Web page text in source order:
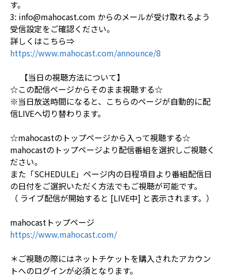
す。
3: info@mahocast.com からのメールが受け取れるよう
受信設定をご確認ください。
詳しくはこちら⇒
https://www.mahocast.com/announce/8
【当日の視聴方法について】
☆この配信ページからそのまま視聴する☆
※当日放送時間になると、こちらのページが自動的に配
信LIVEへ切り替わります。
☆mahocastのトップページから入って視聴する☆
mahocastのトップページより配信番組を選択しご視聴く
ださい。
また「SCHEDULE」ページ内の日程項目より番組配信日
の日付をご選択いただく方法でもご視聴が可能です。
（ ライブ配信が開始すると [LIVE中] と表示されます。）
mahocastトップページ
https://www.mahocast.com/
＊ご視聴の際にはネットチケットを購入されたアカウン
トへのログインが必須となります。